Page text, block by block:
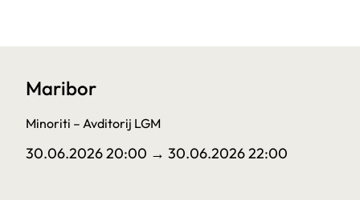
Maribor
Minoriti – Avditorij LGM
30.06.2026 20:00 → 30.06.2026 22:00